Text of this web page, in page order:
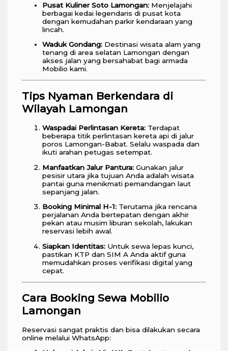
Pusat Kuliner Soto Lamongan:Menjelajahi
berbagai kedai legendaris di pusat kota
dengan kemudahan parkir kendaraan yang
lincah.
Waduk Gondang:Destinasi wisata alam yang
tenang di area selatan Lamongan dengan
akses jalan yang bersahabat bagi armada
Mobilio kami.
Tips Nyaman Berkendara di
Wilayah Lamongan
Waspadai Perlintasan Kereta:Terdapat
beberapa titik perlintasan kereta api di jalur
poros Lamongan-Babat. Selalu waspada dan
ikuti arahan petugas setempat.
Manfaatkan Jalur Pantura:Gunakan jalur
pesisir utara jika tujuan Anda adalah wisata
pantai guna menikmati pemandangan laut
sepanjang jalan.
Booking Minimal H-1:Terutama jika rencana
perjalanan Anda bertepatan dengan akhir
pekan atau musim liburan sekolah, lakukan
reservasi lebih awal.
Siapkan Identitas:Untuk sewa lepas kunci,
pastikan KTP dan SIM A Anda aktif guna
memudahkan proses verifikasi digital yang
cepat.
Cara Booking Sewa Mobilio
Lamongan
Reservasi sangat praktis dan bisa dilakukan secara
online melalui WhatsApp: